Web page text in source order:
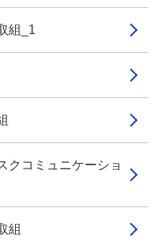
組_1
コミュニケーショ
組